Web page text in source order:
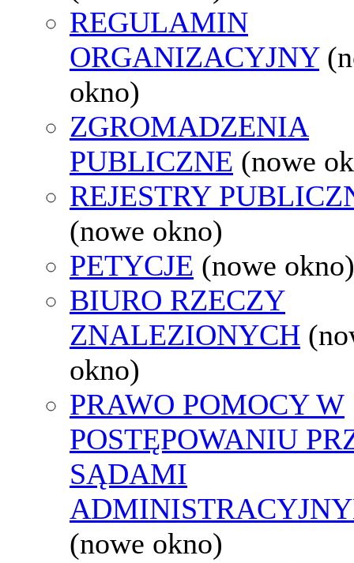
REGULAMIN
ORGANIZACYJNY
okno)
ZGROMADZENIA
PUBLICZNE (nowe
REJESTRY
(nowe okno)
PETYCJE (nowe okno)
BIURO RZECZY
ZNALEZIONYCH
okno)
PRAWO POMOCY W
POSTĘPOWANIU
SĄDAMI
(nowe okno)